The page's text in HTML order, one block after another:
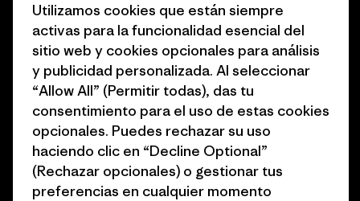
Objetivos climáticos
1% for the Planet
Cómo financiamos
Tarjetas regalo
Encuentra una tienda
Prensa
Programa para profesionales
del sector
Programa de afiliados
Mapa del sitio Patagonia
España
Utilizamos cookies que están siempre
activas para la funcionalidad esencial del
sitio web y cookies opcionales para análisis
y publicidad personalizada. Al seleccionar
“Allow All” (Permitir todas), das tu
consentimiento para el uso de estas cookies
opcionales. Puedes rechazar su uso
haciendo clic en “Decline Optional”
(Rechazar opcionales) o gestionar tus
preferencias en cualquier momento